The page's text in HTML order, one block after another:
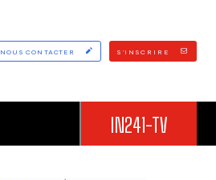
NOUS CONTACTER S'INSCRIRE
IN241-TV